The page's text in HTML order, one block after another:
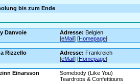
bis zum Ende
Danvoie Adresse: Belgien
[eMail] [Homepage]
Rizzello Adresse: Frankreich
[eMail] [Homepage]
Einarsson
Somebody (Like You)
Teardrops & Confettiguns